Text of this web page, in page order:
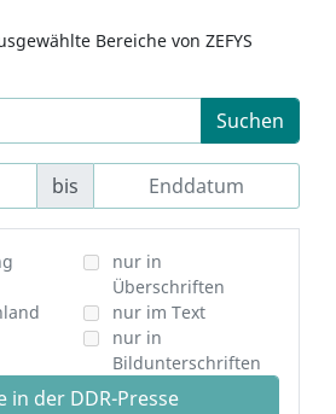
Bereiche von ZEFYS
Suchen
bis
nur in
Überschriften
nur im Text
nur in
Bildunterschriften
in der DDR-Presse